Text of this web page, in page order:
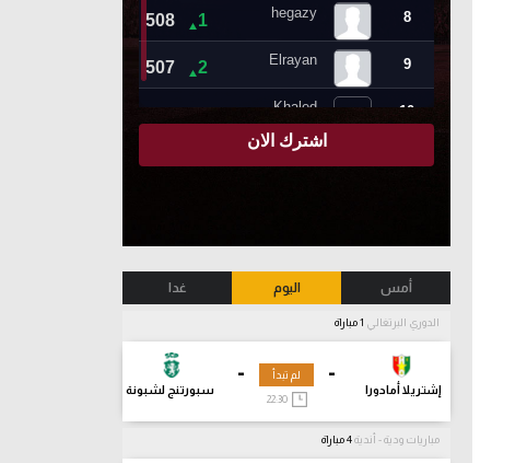
أمس اليوم غدا
الدوري البرتغالي
-
إشتريلا أمادورا
-
سبورتنج لشبونة
لم تبدأ
22:30
مباريات ودية - أندية